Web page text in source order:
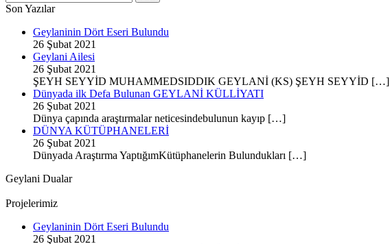
Son Yazılar
Geylaninin Dört Eseri Bulundu
26 Şubat 2021
Geylani Ailesi
26 Şubat 2021
ŞEYH SEYYİD MUHAMMEDSIDDIK GEYLANİ (KS) ŞEYH SEYYİD […]
Dünyada ilk Defa Bulunan GEYLANİ KÜLLİYATI
26 Şubat 2021
Dünya çapında araştırmalar neticesindebulunun kayıp […]
DÜNYA KÜTÜPHANELERİ
26 Şubat 2021
Dünyada Araştırma YaptığımKütüphanelerin Bulundukları […]
Geylani Dualar
Projelerimiz
Geylaninin Dört Eseri Bulundu
26 Şubat 2021